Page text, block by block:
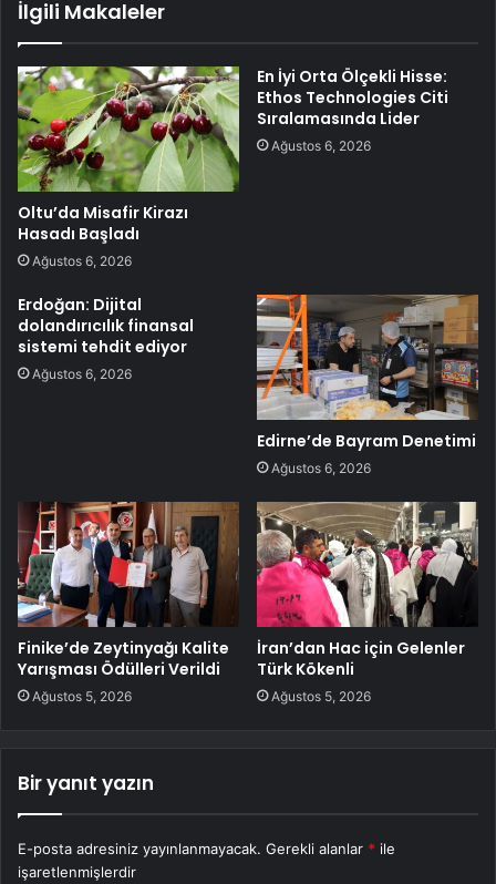
İlgili Makaleler
Oltu’da Misafir Kirazı
Hasadı Başladı
Ağustos 6, 2026
En İyi Orta Ölçekli Hisse:
Ethos Technologies Citi
Sıralamasında Lider
Ağustos 6, 2026
Erdoğan: Dijital
dolandırıcılık finansal
sistemi tehdit ediyor
Ağustos 6, 2026
Edirne’de Bayram Denetimi
Ağustos 6, 2026
Finike’de Zeytinyağı Kalite
Yarışması Ödülleri Verildi
Ağustos 5, 2026
İran’dan Hac için Gelenler
Türk Kökenli
Ağustos 5, 2026
Bir yanıt yazın
E-posta adresiniz yayınlanmayacak. Gerekli alanlar * ile
işaretlenmişlerdir